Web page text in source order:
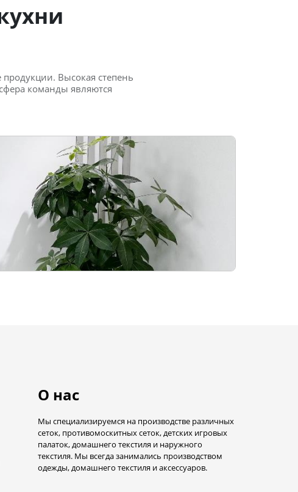
продукции. Высокая степень
команды являются
О нас
Мы специализируемся на производстве различных
сеток, противомоскитных сеток, детских игровых
палаток, домашнего текстиля и наружного
текстиля. Мы всегда занимались производством
одежды, домашнего текстиля и аксессуаров.